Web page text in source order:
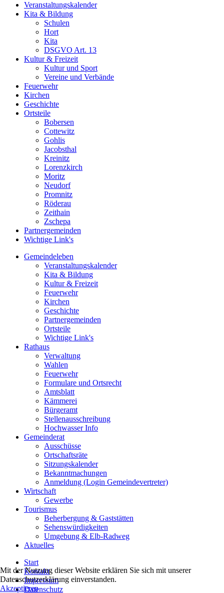
Veranstaltungskalender
Kita & Bildung
Schulen
Hort
Kita
DSGVO Art. 13
Kultur & Freizeit
Kultur und Sport
Vereine und Verbände
Feuerwehr
Kirchen
Geschichte
Ortsteile
Bobersen
Cottewitz
Gohlis
Jacobsthal
Kreinitz
Lorenzkirch
Moritz
Neudorf
Promnitz
Röderau
Zeithain
Zschepa
Partnergemeinden
Wichtige Link's
Gemeindeleben
Veranstaltungskalender
Kita & Bildung
Kultur & Freizeit
Feuerwehr
Kirchen
Geschichte
Partnergemeinden
Ortsteile
Wichtige Link's
Rathaus
Verwaltung
Wahlen
Feuerwehr
Formulare und Ortsrecht
Amtsblatt
Kämmerei
Bürgeramt
Stellenausschreibung
Hochwasser Info
Gemeinderat
Ausschüsse
Ortschaftsräte
Sitzungskalender
Bekanntmachungen
Anmeldung (Login Gemeindevertreter)
Wirtschaft
Gewerbe
Tourismus
Beherbergung & Gaststätten
Sehenswürdigkeiten
Umgebung & Elb-Radweg
Aktuelles
Start
Kontakt
Impressum
Datenschutz
Mit der Nutzung dieser Website erklären Sie sich mit unserer
Datenschutzerklärung einverstanden.
Akzeptieren